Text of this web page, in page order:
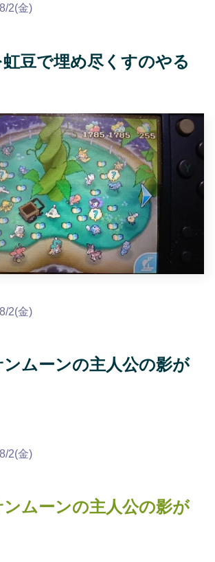
2(金)
豆で埋め尽くすのやる
2(金)
ムーンの主人公の影が
2(金)
ムーンの主人公の影が